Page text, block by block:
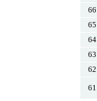
66
65
64
63
62
61